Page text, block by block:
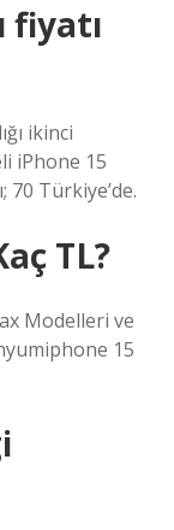
fiyatı
ikinci
iPhone 15
70 Türkiye’de.
TL?
Modelleri ve
15